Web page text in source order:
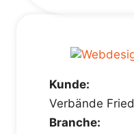
Kunde:
Verbände
Branche: